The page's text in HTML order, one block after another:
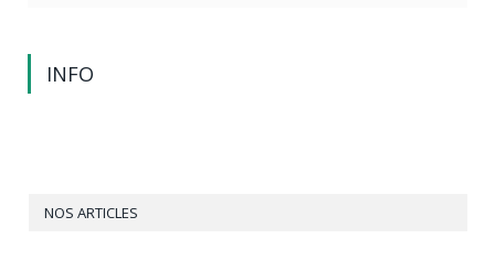
INFO
NOS ARTICLES